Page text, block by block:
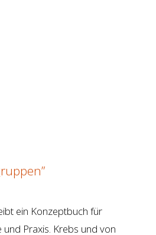
ein Konzeptbuch für
und Praxis. Krebs und von